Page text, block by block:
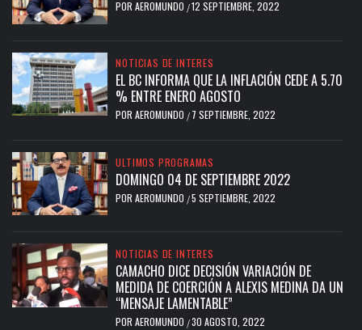
POR AEROMUNDO /12 SEPTIEMBRE, 2022
NOTICIAS DE INTERES
EL BC INFORMA QUE LA INFLACIÓN CEDE A 5.70
% ENTRE ENERO AGOSTO
POR AEROMUNDO / 7 SEPTIEMBRE, 2022
ULTIMOS PROGRAMAS
DOMINGO 04 DE SEPTIEMBRE 2022
POR AEROMUNDO /5 SEPTIEMBRE, 2022
NOTICIAS DE INTERES
CAMACHO DICE DECISIÓN VARIACIÓN DE
MEDIDA DE COERCIÓN A ALEXIS MEDINA DA UN
“MENSAJE LAMENTABLE”
POR AEROMUNDO /30 AGOSTO, 2022